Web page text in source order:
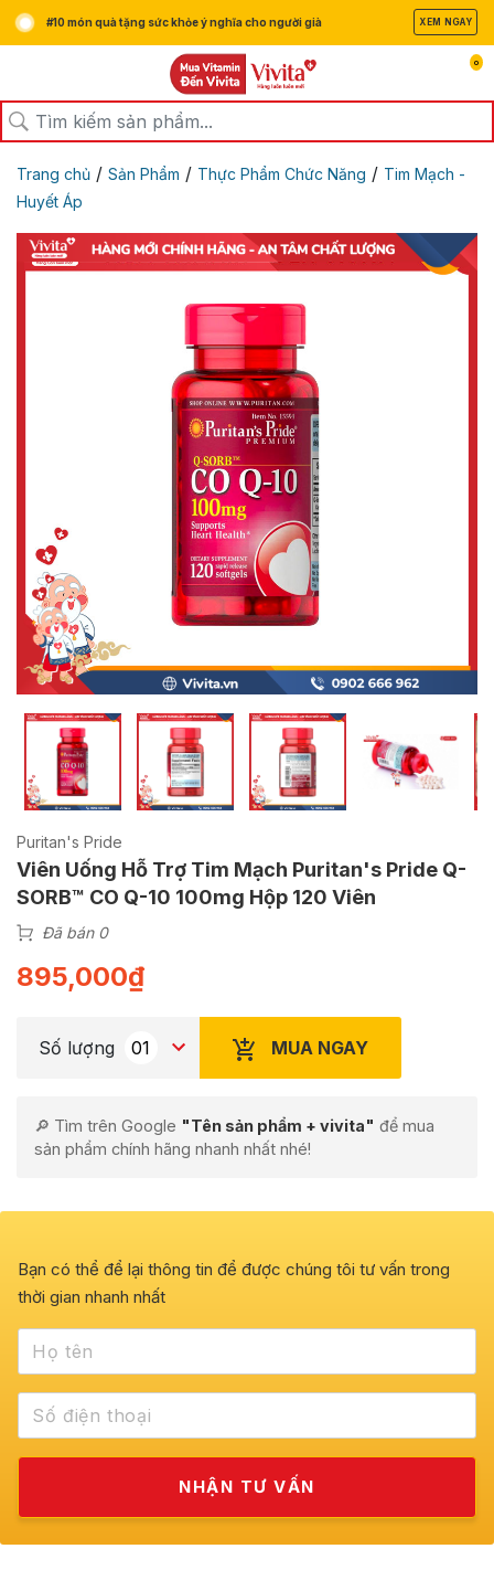
#10 món quà tặng sức khỏe ý nghĩa cho người già XEM NGAY
0
Trang chủ / Sản Phẩm / Thực Phẩm Chức Năng / Tim Mạch -
Huyết Áp
Puritan's Pride
Viên Uống Hỗ Trợ Tim Mạch Puritan's Pride Q-
SORB™ CO Q-10 100mg Hộp 120 Viên
Đã bán 0
895,000₫
Số lượng MUA NGAY
🔎 Tìm trên Google "Tên sản phẩm + vivita" để mua
sản phẩm chính hãng nhanh nhất nhé!
Bạn có thể để lại thông tin để được chúng tôi tư vấn trong
thời gian nhanh nhất